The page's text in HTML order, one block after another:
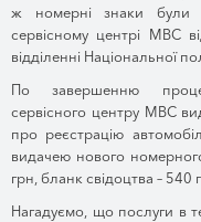
ж номерні знаки були
сервісному центрі МВС
відділенні Національної
По завершенню
сервісного центру МВС
про реєстрацію
видачею нового
грн, бланк свідоцтва –
Нагадуємо, що послуги в